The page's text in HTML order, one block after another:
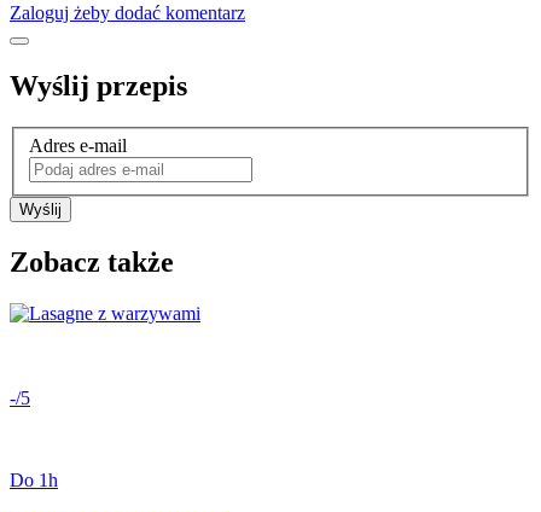
Zaloguj żeby dodać komentarz
Wyślij przepis
Adres e-mail
Wyślij
Zobacz także
-/5
Do 1h